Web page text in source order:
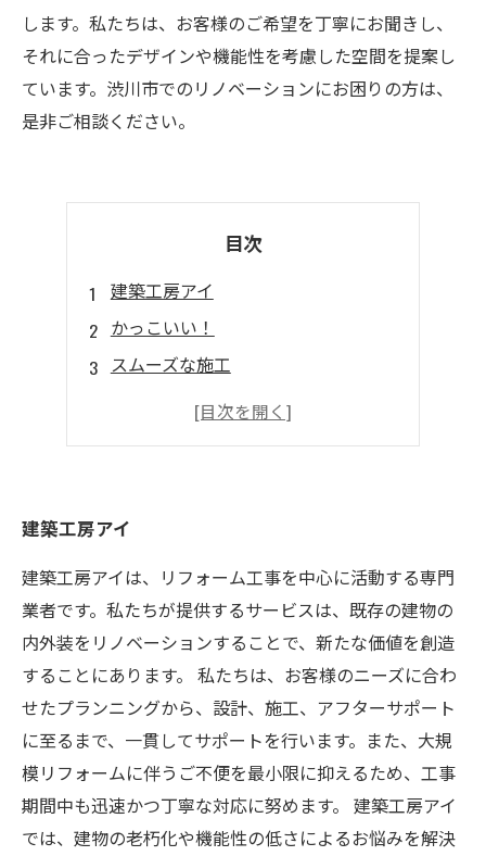
します。私たちは、お客様のご希望を丁寧にお聞きし、
それに合ったデザインや機能性を考慮した空間を提案し
ています。渋川市でのリノベーションにお困りの方は、
是非ご相談ください。
目次
建築工房アイ
かっこいい！
スムーズな施工
住み心地No.1
建築工房アイ
建築工房アイは、リフォーム工事を中心に活動する専門
業者です。私たちが提供するサービスは、既存の建物の
内外装をリノベーションすることで、新たな価値を創造
することにあります。 私たちは、お客様のニーズに合わ
せたプランニングから、設計、施工、アフターサポート
に至るまで、一貫してサポートを行います。また、大規
模リフォームに伴うご不便を最小限に抑えるため、工事
期間中も迅速かつ丁寧な対応に努めます。 建築工房アイ
では、建物の老朽化や機能性の低さによるお悩みを解決